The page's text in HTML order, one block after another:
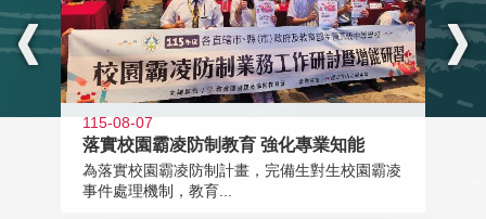
115-08-07
落實校園霸凌防制教育 強化專業知能
為落實校園霸凌防制計畫，完備生對生校園霸凌
事件處理機制，教育...